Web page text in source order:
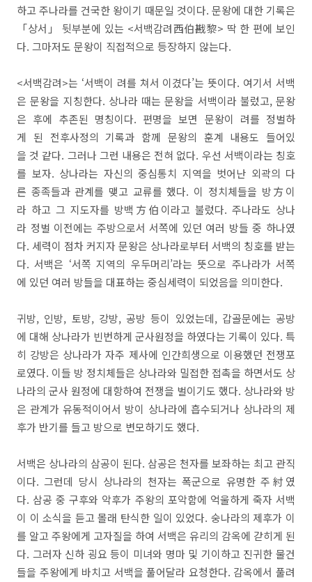
하고 주나라를 건국한 왕이기 때문일 것이다. 문왕에 대한 기록은
「상서」 뒷부분에 있는 <서백감려西伯戡黎> 딱 한 편에 보인
다. 그마저도 문왕이 직접적으로 등장하지 않는다.
<서백감려>는 ‘서백이 려를 쳐서 이겼다’는 뜻이다. 여기서 서백
은 문왕을 지칭한다. 상나라 때는 문왕을 서백이라 불렀고, 문왕
은 후에 추존된 명칭이다. 편명을 보면 문왕이 려를 정벌하
게 된 전후사정의 기록과 함께 문왕의 훈계 내용도 들어있
을 것 같다. 그러나 그런 내용은 전혀 없다. 우선 서백이라는 칭호
를 보자. 상나라는 자신의 중심통치 지역을 벗어난 외곽의 다
른 종족들과 관계를 맺고 교류를 했다. 이 정치체들을 방方이
라 하고 그 지도자를 방백方伯이라고 불렀다. 주나라도 상나
라 정벌 이전에는 주방으로서 서쪽에 있던 여러 방들 중 하나였
다. 세력이 점차 커지자 문왕은 상나라로부터 서백의 칭호를 받는
다. 서백은 ‘서쪽 지역의 우두머리’라는 뜻으로 주나라가 서쪽
에 있던 여러 방들을 대표하는 중심세력이 되었음을 의미한다.
귀방, 인방, 토방, 강방, 공방 등이 있었는데, 갑골문에는 공방
에 대해 상나라가 빈번하게 군사원정을 하였다는 기록이 있다. 특
히 강방은 상나라가 자주 제사에 인간희생으로 이용했던 전쟁포
로였다. 이들 방 정치체들은 상나라와 밀접한 접촉을 하면서도 상
나라의 군사 원정에 대항하여 전쟁을 벌이기도 했다. 상나라와 방
은 관계가 유동적이어서 방이 상나라에 흡수되거나 상나라의 제
후가 반기를 들고 방으로 변모하기도 했다.
서백은 상나라의 삼공이 된다. 삼공은 천자를 보좌하는 최고 관직
이다. 그런데 당시 상나라의 천자는 폭군으로 유명한 주紂였
다. 삼공 중 구후와 악후가 주왕의 포악함에 억울하게 죽자 서백
이 이 소식을 듣고 몰래 탄식한 일이 있었다. 숭나라의 제후가 이
를 알고 주왕에게 고자질을 하여 서백은 유리의 감옥에 갇히게 된
다. 그러자 신하 굉요 등이 미녀와 명마 및 기이하고 진귀한 물건
들을 주왕에게 바치고 서백을 풀어달라 요청한다. 감옥에서 풀려